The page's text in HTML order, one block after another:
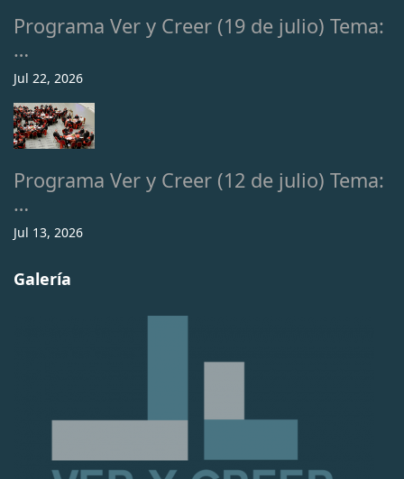
Programa Ver y Creer (19 de julio) Tema:
…
Jul 22, 2026
Programa Ver y Creer (12 de julio) Tema:
…
Jul 13, 2026
Galería